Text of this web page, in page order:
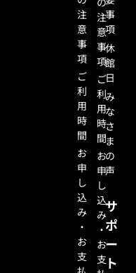
注
意
事
項
ご
利
用
時
間
お
申
し
込
み
・
お
支
注
意
事
項
ご
利
用
時
間
お
申
し
込
み
・
お
支
事
項
休
館
日
み
な
さ
ま
の
声
サ
ポ
ー
ト